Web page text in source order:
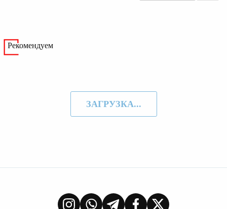
Рекомендуем
ЗАГРУЗКА...